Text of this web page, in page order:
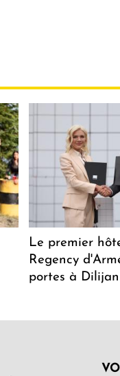
Le premier
Regency
portes à Dilijan